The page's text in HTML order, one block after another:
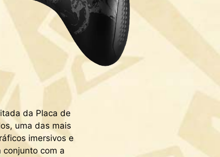
da Placa de
uma das mais
imersivos e
conjunto com a